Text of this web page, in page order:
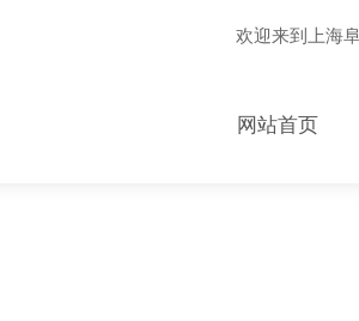
欢迎来到上海
网站首页